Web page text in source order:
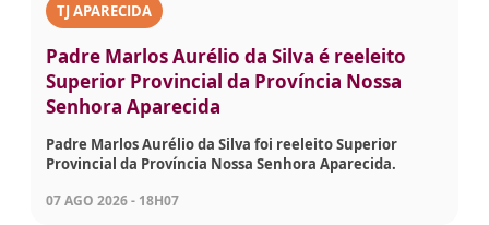
TJ APARECIDA
Padre Marlos Aurélio da Silva é reeleito
Superior Provincial da Província Nossa
Senhora Aparecida
Padre Marlos Aurélio da Silva foi reeleito Superior
Provincial da Província Nossa Senhora Aparecida.
07 AGO 2026 - 18H07